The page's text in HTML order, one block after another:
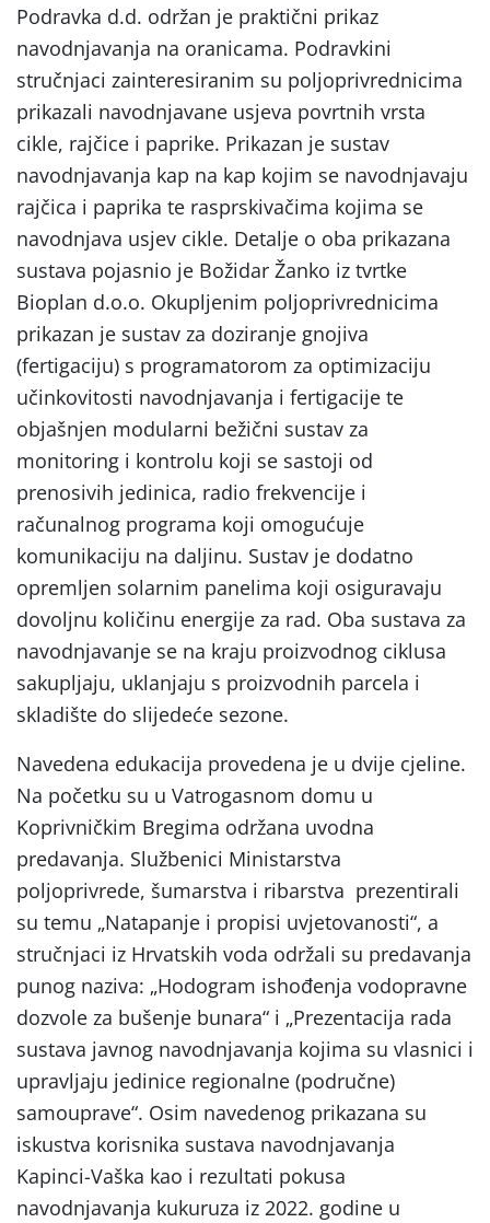
Podravka d.d. održan je praktični prikaz
navodnjavanja na oranicama. Podravkini
stručnjaci zainteresiranim su poljoprivrednicima
prikazali navodnjavane usjeva povrtnih vrsta
cikle, rajčice i paprike. Prikazan je sustav
navodnjavanja kap na kap kojim se navodnjavaju
rajčica i paprika te rasprskivačima kojima se
navodnjava usjev cikle. Detalje o oba prikazana
sustava pojasnio je Božidar Žanko iz tvrtke
Bioplan d.o.o. Okupljenim poljoprivrednicima
prikazan je sustav za doziranje gnojiva
(fertigaciju) s programatorom za optimizaciju
učinkovitosti navodnjavanja i fertigacije te
objašnjen modularni bežični sustav za
monitoring i kontrolu koji se sastoji od
prenosivih jedinica, radio frekvencije i
računalnog programa koji omogućuje
komunikaciju na daljinu. Sustav je dodatno
opremljen solarnim panelima koji osiguravaju
dovoljnu količinu energije za rad. Oba sustava za
navodnjavanje se na kraju proizvodnog ciklusa
sakupljaju, uklanjaju s proizvodnih parcela i
skladište do slijedeće sezone.
Navedena edukacija provedena je u dvije cjeline.
Na početku su u Vatrogasnom domu u
Koprivničkim Bregima održana uvodna
predavanja. Službenici Ministarstva
poljoprivrede, šumarstva i ribarstva prezentirali
su temu „Natapanje i propisi uvjetovanosti“, a
stručnjaci iz Hrvatskih voda održali su predavanja
punog naziva: „Hodogram ishođenja vodopravne
dozvole za bušenje bunara“ i „Prezentacija rada
sustava javnog navodnjavanja kojima su vlasnici i
upravljaju jedinice regionalne (područne)
samouprave“. Osim navedenog prikazana su
iskustva korisnika sustava navodnjavanja
Kapinci-Vaška kao i rezultati pokusa
navodnjavanja kukuruza iz 2022. godine u